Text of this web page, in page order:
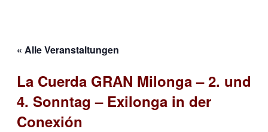
« Alle Veranstaltungen
La Cuerda GRAN Milonga – 2. und
4. Sonntag – Exilonga in der
Conexión